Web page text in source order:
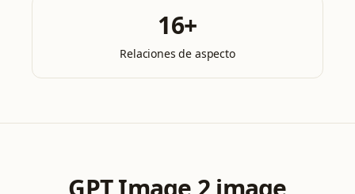
16+
Relaciones de aspecto